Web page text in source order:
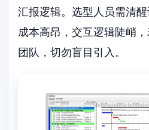
汇报逻辑。选型人员需清
成本高昂，交互逻辑陡峭
团队，切勿盲目引入。